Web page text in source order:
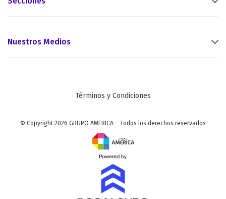
Nuestros Medios
Términos y Condiciones
© Copyright 2026 GRUPO AMERICA – Todos los derechos reservados